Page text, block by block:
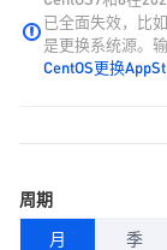
已全面失效，比
是更换系统源。
CentOS更换
周期
月
季